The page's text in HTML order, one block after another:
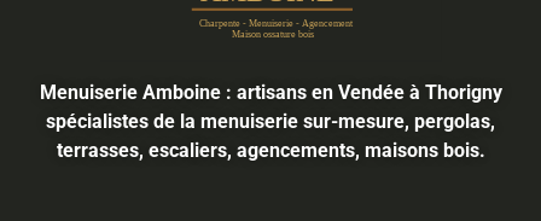
Menuiserie Amboine : artisans en Vendée à Thorigny
spécialistes de la menuiserie sur-mesure, pergolas,
terrasses, escaliers, agencements, maisons bois.